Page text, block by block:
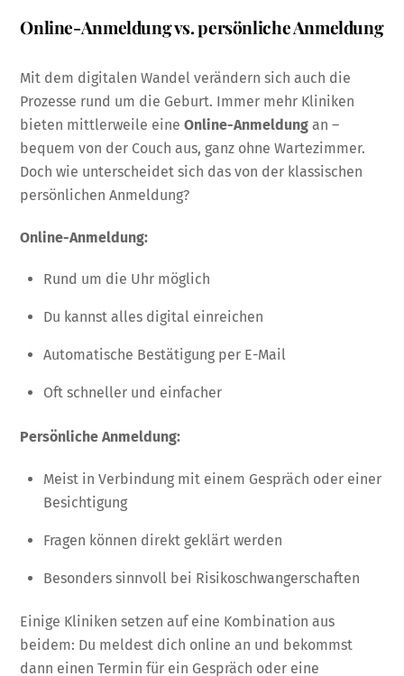
Online-Anmeldung vs. persönliche Anmeldung
Mit dem digitalen Wandel verändern sich auch die
Prozesse rund um die Geburt. Immer mehr Kliniken
bieten mittlerweile eineOnline-Anmeldung an –
bequem von der Couch aus, ganz ohne Wartezimmer.
Doch wie unterscheidet sich das von der klassischen
persönlichen Anmeldung?
Online-Anmeldung:
Rund um die Uhr möglich
Du kannst alles digital einreichen
Automatische Bestätigung per E-Mail
Oft schneller und einfacher
Persönliche Anmeldung:
Meist in Verbindung mit einem Gespräch oder einer
Besichtigung
Fragen können direkt geklärt werden
Besonders sinnvoll bei Risikoschwangerschaften
Einige Kliniken setzen auf eine Kombination aus
beidem: Du meldest dich online an und bekommst
dann einen Termin für ein Gespräch oder eine